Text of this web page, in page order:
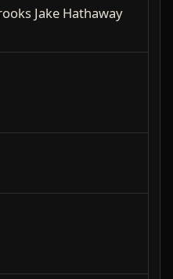
Jake Hathaway